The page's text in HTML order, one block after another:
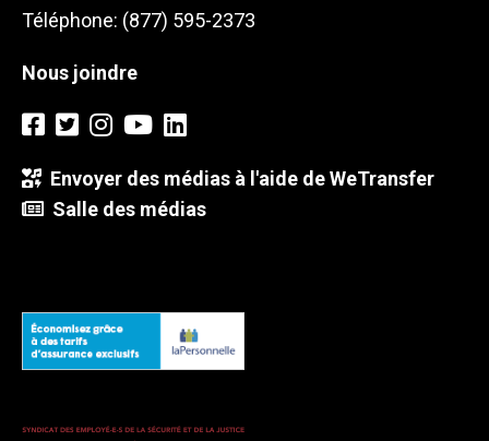
Téléphone: (877) 595-2373
Nous joindre
Envoyer des médias à l'aide de WeTransfer
Salle des médias